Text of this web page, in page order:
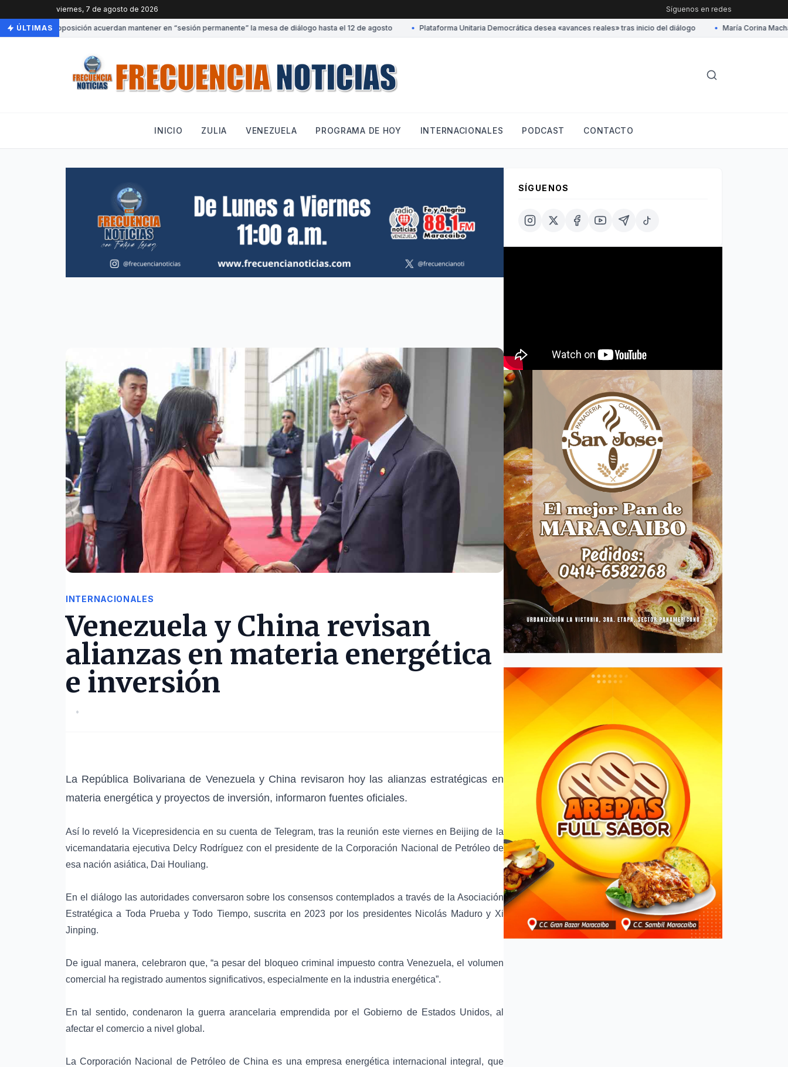
viernes, 7 de agosto de 2026 Síguenos en redes
ÚLTIMAS
Gobierno y oposición acuerdan mantener en “sesión permanente” la mesa de diálogo hasta el 12 de agosto Plataforma Unitaria Democrática desea «avances reales» tras inicio del diálogo María Corina
INICIO ZULIA VENEZUELA PROGRAMA DE HOY INTERNACIONALES PODCAST CONTACTO
INTERNACIONALES
Venezuela y China revisan
alianzas en materia energética
e inversión
•
La República Bolivariana de Venezuela y China revisaron hoy las alianzas estratégicas en
materia energética y proyectos de inversión, informaron fuentes oficiales.
Así lo reveló la Vicepresidencia en su cuenta de Telegram, tras la reunión este viernes en Beijing de la
vicemandataria ejecutiva Delcy Rodríguez con el presidente de la Corporación Nacional de Petróleo de
esa nación asiática, Dai Houliang.
En el diálogo las autoridades conversaron sobre los consensos contemplados a través de la Asociación
Estratégica a Toda Prueba y Todo Tiempo, suscrita en 2023 por los presidentes Nicolás Maduro y Xi
Jinping.
De igual manera, celebraron que, “a pesar del bloqueo criminal impuesto contra Venezuela, el volumen
comercial ha registrado aumentos significativos, especialmente en la industria energética”.
En tal sentido, condenaron la guerra arancelaria emprendida por el Gobierno de Estados Unidos, al
afectar el comercio a nivel global.
La Corporación Nacional de Petróleo de China es una empresa energética internacional integral, que
SÍGUENOS